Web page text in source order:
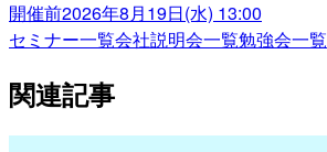
開催前2026年8月19日(水) 13:00
セミナー一覧会社説明会一覧勉強会一覧
関連記事